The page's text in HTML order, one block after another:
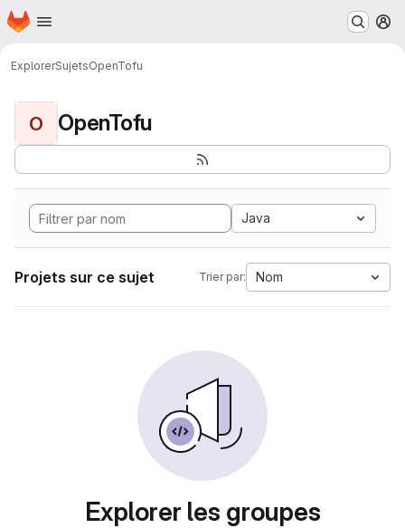
Passer au contenu principal
Page d'accueil
ExplorerSujetsOpenTofu
O OpenTofu
Java
Projets sur ce sujet Trier par: Nom
Explorer les groupes